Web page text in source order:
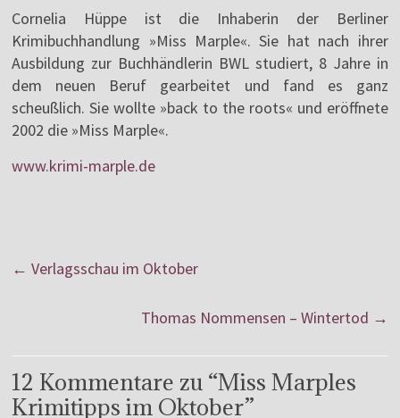
Cornelia Hüppe ist die Inhaberin der Berliner
Krimibuchhandlung »Miss Marple«. Sie hat nach ihrer
Ausbildung zur Buchhändlerin BWL studiert, 8 Jahre in
dem neuen Beruf gearbeitet und fand es ganz
scheußlich. Sie wollte »back to the roots« und eröffnete
2002 die »Miss Marple«.
www.krimi-marple.de
← Verlagsschau im Oktober
Thomas Nommensen – Wintertod →
12 Kommentare zu “Miss Marples
Krimitipps im Oktober”